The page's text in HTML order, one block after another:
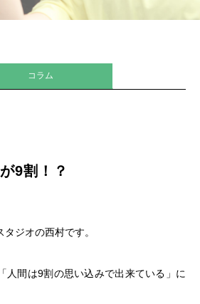
コラム
9割！？
ジオの西村です。
人間は9割の思い込みで出来ている」に